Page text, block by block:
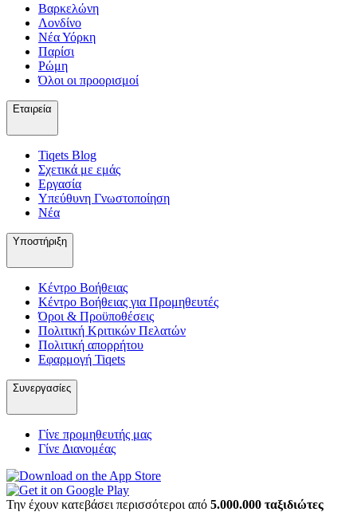
Βαρκελώνη
Λονδίνο
Νέα Υόρκη
Παρίσι
Ρώμη
Όλοι οι προορισμοί
Εταιρεία
Tiqets Βlog
Σχετικά με εμάς
Εργασία
Υπεύθυνη Γνωστοποίηση
Νέα
Υποστήριξη
Κέντρο Βοήθειας
Κέντρο Βοήθειας για Προμηθευτές
Όροι & Προϋποθέσεις
Πολιτική Κριτικών Πελατών
Πολιτική απορρήτου
Εφαρμογή Tiqets
Συνεργασίες
Γίνε προμηθευτής μας
Γίνε Διανομέας
Την έχουν κατεβάσει περισσότεροι από 5.000.000 ταξιδιώτες